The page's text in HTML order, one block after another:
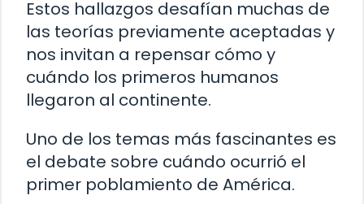
Estos hallazgos desafían muchas de
las teorías previamente aceptadas y
nos invitan a repensar cómo y
cuándo los primeros humanos
llegaron al continente.
Uno de los temas más fascinantes es
el debate sobre cuándo ocurrió el
primer poblamiento de América.